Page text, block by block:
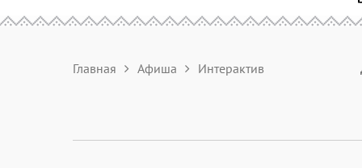
Главная Афиша Интерактив